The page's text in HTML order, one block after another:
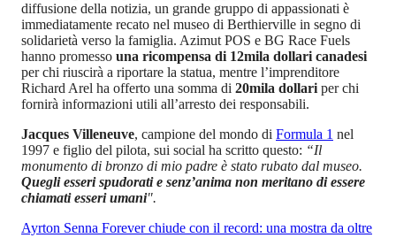
diffusione della notizia, un grande gruppo di appassionati è
immediatamente recato nel museo di Berthierville in segno di
solidarietà verso la famiglia. Azimut POS e BG Race Fuels
hanno promesso una ricompensa di 12mila dollari canadesi
per chi riuscirà a riportare la statua, mentre l’imprenditore
Richard Arel ha offerto una somma di 20mila dollari per chi
fornirà informazioni utili all’arresto dei responsabili.
Jacques Villeneuve, campione del mondo di Formula 1 nel
1997 e figlio del pilota, sui social ha scritto questo: “Il
monumento di bronzo di mio padre è stato rubato dal museo.
Quegli esseri spudorati e senz’anima non meritano di essere
chiamati esseri umani".
Ayrton Senna Forever chiude con il record: una mostra da oltre